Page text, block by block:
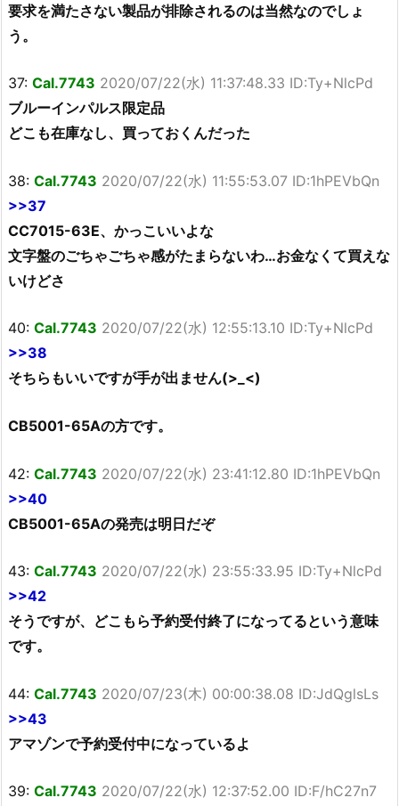
要求を満たさない製品が排除されるのは当然なのでしょ
う。
37: Cal.7743 2020/07/22(水) 11:37:48.33 ID:Ty+NlcPd
ブルーインパルス限定品
どこも在庫なし、買っておくんだった
38: Cal.7743 2020/07/22(水) 11:55:53.07 ID:1hPEVbQn
>>37
CC7015-63E、かっこいいよな
文字盤のごちゃごちゃ感がたまらないわ…お金なくて買えな
いけどさ
40: Cal.7743 2020/07/22(水) 12:55:13.10 ID:Ty+NlcPd
>>38
そちらもいいですが手が出ません(>_<)
CB5001-65Aの方です。
42: Cal.7743 2020/07/22(水) 23:41:12.80 ID:1hPEVbQn
>>40
CB5001-65Aの発売は明日だぞ
43: Cal.7743 2020/07/22(水) 23:55:33.95 ID:Ty+NlcPd
>>42
そうですが、どこもら予約受付終了になってるという意味
です。
44: Cal.7743 2020/07/23(木) 00:00:38.08 ID:JdQglsLs
>>43
アマゾンで予約受付中になっているよ
39: Cal.7743 2020/07/22(水) 12:37:52.00 ID:F/hC27n7